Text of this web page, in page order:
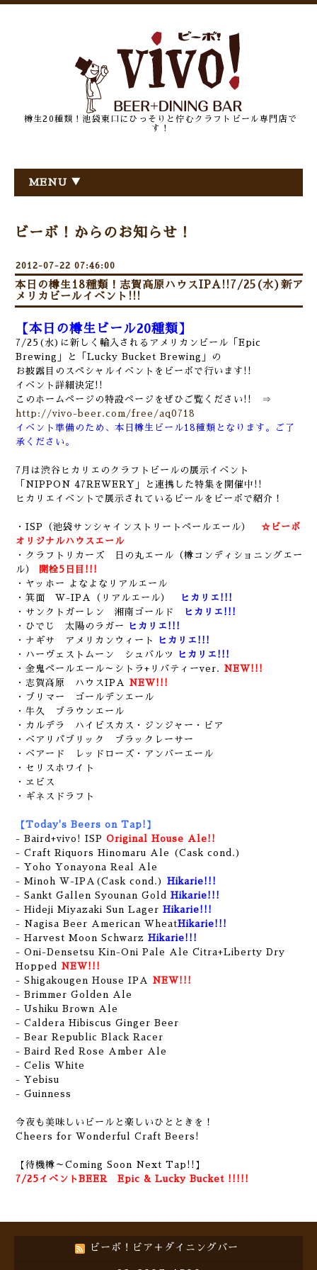
樽生20種類！池袋東口にひっそりと佇むクラフトビール専門店で
す！
MENU ▼
ビーボ！からのお知らせ！
2012-07-22 07:46:00
本日の樽生18種類！志賀高原ハウスIPA!!7/25(水)新ア
メリカビールイベント!!!
【本日の樽生ビール20種類】
7/25(水)に新しく輸入されるアメリカンビール「Epic
Brewing」と「Lucky Bucket Brewing」の
お披露目の スペシャルイベントをビーボで行います!!
イベント詳細決定!!
このホームページの特設ページをぜひご覧ください!! ⇒
http://vivo-beer.com/free/aq0718
イベント準備のため、本日樽生ビール18種類となります。ご了
承ください。
7月は渋谷ヒカリエのクラフトビールの展示イベント
「NIPPON 47REWERY」と連携した特集を開催中!!
ヒカリエイベントで展示されているビールをビーボで紹介！
・ISP（池袋サンシャインストリートペールエール）
☆ビーボ
オリジナルハウスエール
・クラフトリカーズ 日の丸エール（樽コンディショニングエー
ル）
開栓5日目!!!
・ヤッホー よなよなリアルエール
・箕面 W-IPA
（リアルエール）
ヒカリエ!!!
・サンクトガーレン 湘南ゴールド
ヒカリエ!!!
・ひでじ 太陽のラガー
ヒカリエ!!!
・ナギサ アメリカンウィート
ヒカリエ!!!
・ハーヴェストムーン シュバルツ
ヒカリエ!!!
・金鬼ペールエール～シトラ+リバティーver.
NEW!!!
・志賀高原 ハウスIPA
NEW!!!
・ブリマー ゴールデンエール
・牛久 ブラウンエール
・カルデラ ハイビスカス・ジンジャー・ビア
・ベアリパブリック ブラックレーサー
・ベアード レッドローズ・アンバーエール
・セリスホワイト
・ヱビス
・ギネスドラフト
【Today's Beers on Tap!】
- Baird+vivo! ISP Original House Ale!!
- Craft Riquors Hinomaru Ale (Cask cond.)
- Yoho Yonayona Real Ale
- Minoh W-IPA(Cask cond.) Hikarie!!!
- Sankt Gallen Syounan Gold Hikarie!!!
- Hideji Miyazaki Sun Lager Hikarie!!!
- Nagisa Beer American WheatHikarie!!!
- Harvest Moon Schwarz Hikarie!!!
- Oni-Densetsu Kin-Oni Pale Ale Citra+Liberty Dry
Hopped
NEW!!!
- Shigakougen House IPA
NEW!!!
- Brimmer Golden Ale
- Ushiku Brown Ale
- Caldera Hibiscus Ginger Beer
- Bear Republic Black Racer
- Baird Red Rose Amber Ale
- Celis White
- Yebisu
- Guinness
今夜も美味しいビールと楽しいひとときを！
Cheers for Wonderful Craft Beers!
【待機樽～Coming Soon Next Tap!!】
7/25イベントBEER Epic & Lucky Bucket !!!!!
ビーボ！ビア＋ダイニングバー